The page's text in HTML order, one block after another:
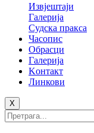
Извјештаји
Галерија
Судска пракса
Часопис
Обрасци
Галерија
Kонтакт
Линкови
X